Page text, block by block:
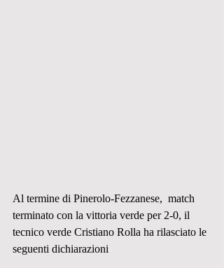
Al termine di Pinerolo-Fezzanese,  match
terminato con la vittoria verde per 2-0, il
tecnico verde Cristiano Rolla ha rilasciato le
seguenti dichiarazioni